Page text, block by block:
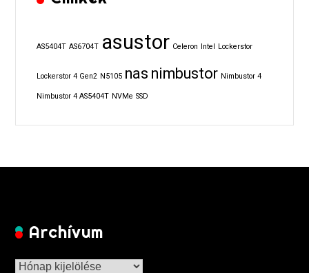
AS5404T AS6704T asustor Celeron Intel Lockerstor
Lockerstor 4 Gen2 N5105 nas nimbustor Nimbustor 4
Nimbustor 4 AS5404T NVMe SSD
Archívum
Archívum